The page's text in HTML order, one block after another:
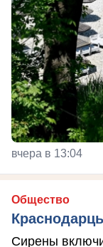
вчера в 13:04
Общество
Сирены